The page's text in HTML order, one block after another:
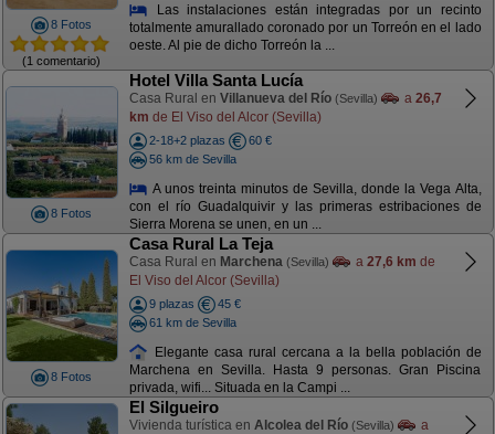
8 Fotos
(1 comentario)
Las instalaciones están integradas por un recinto
totalmente amurallado coronado por un Torreón en el lado
oeste. Al pie de dicho Torreón la ...
8 Fotos
Hotel Villa Santa Lucía
Casa Rural en Villanueva del Río (Sevilla) a 26,7
km de El Viso del Alcor (Sevilla)
2-18+2 plazas
60 €
56 km de Sevilla
A unos treinta minutos de Sevilla, donde la Vega Alta,
con el río Guadalquivir y las primeras estribaciones de
Sierra Morena se unen, en un ...
8 Fotos
Casa Rural La Teja
Casa Rural en Marchena (Sevilla) a 27,6 km de
El Viso del Alcor (Sevilla)
9 plazas
45 €
61 km de Sevilla
Elegante casa rural cercana a la bella población de
Marchena en Sevilla. Hasta 9 personas. Gran Piscina
privada, wifi... Situada en la Campi ...
El Silgueiro
Vivienda turística en Alcolea del Río (Sevilla)
a